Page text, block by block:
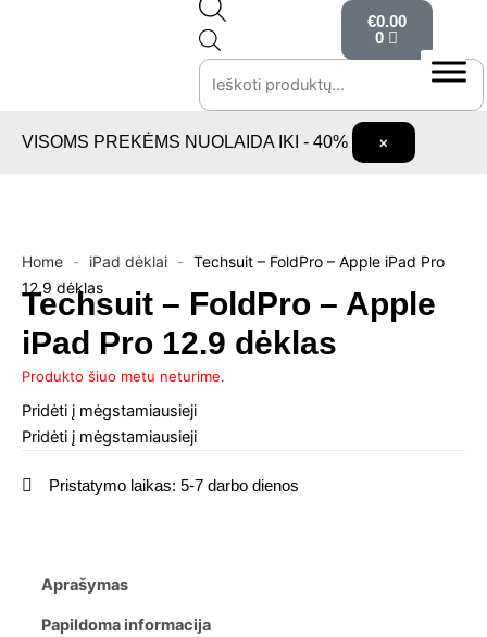
Products
€0.00
0
Cart
VISOMS PREKĖMS NUOLAIDA IKI - 40% ×
Home - iPad dėklai - Techsuit – FoldPro – Apple iPad Pro
12.9 dėklas
Techsuit – FoldPro – Apple
iPad Pro 12.9 dėklas
Produkto šiuo metu neturime.
Pridėti į mėgstamiausieji
Pridėti į mėgstamiausieji
Pristatymo laikas: 5-7 darbo dienos
Aprašymas
Papildoma informacija